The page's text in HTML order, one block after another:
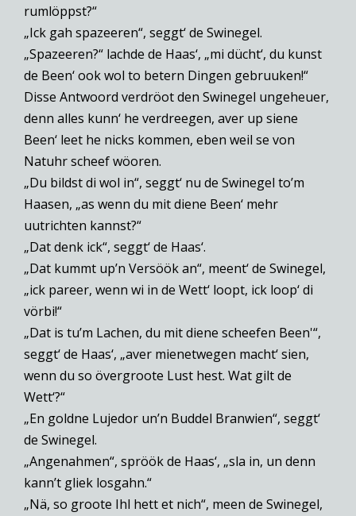
rumlöppst?“
„Ick gah spazeeren“, seggt‘ de Swinegel.
„Spazeeren?“ lachde de Haas‘, „mi dücht‘, du kunst
de Been‘ ook wol to betern Dingen gebruuken!“
Disse Antwoord verdröot den Swinegel ungeheuer,
denn alles kunn‘ he verdreegen, aver up siene
Been‘ leet he nicks kommen, eben weil se von
Natuhr scheef wöoren.
„Du bildst di wol in“, seggt‘ nu de Swinegel to’m
Haasen, „as wenn du mit diene Been‘ mehr
uutrichten kannst?“
„Dat denk ick“, seggt‘ de Haas‘.
„Dat kummt up’n Versöök an“, meent‘ de Swinegel,
„ick pareer, wenn wi in de Wett‘ loopt, ick loop‘ di
vörbi!“
„Dat is tu’m Lachen, du mit diene scheefen Been'“,
seggt‘ de Haas‘, „aver mienetwegen macht‘ sien,
wenn du so övergroote Lust hest. Wat gilt de
Wett‘?“
„En goldne Lujedor un’n Buddel Branwien“, seggt‘
de Swinegel.
„Angenahmen“, spröök de Haas‘, „sla in, un denn
kann’t gliek losgahn.“
„Nä, so groote Ihl hett et nich“, meen de Swinegel,